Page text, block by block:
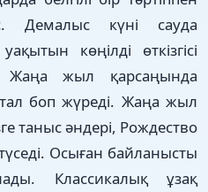
Демалыс күні сауда
көңілді өткізгісі
Жаңа жыл қарсаңында
боп жүреді. Жаңа жыл
таныс әндері, Рождество
Осыған байланысты
Классикалық ұзақ